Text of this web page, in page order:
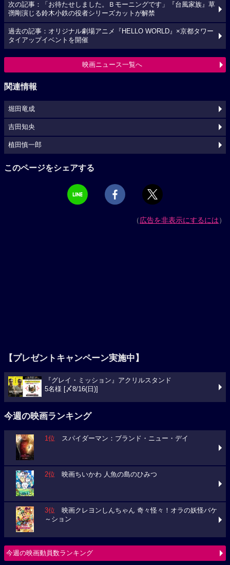
次の記事：「お待たせしました。Ｂモーニングです」『台風家族』草
彅剛演じる鈴木小鉄の役者シリーズカットが解禁
過去の記事：オリジナル劇場アニメ『HELLO WORLD』×京都タワー
タイアップイベントを開催
映画ニュース一覧へ
関連情報
堀田竜成
吉田知央
植田慎一郎
このページをシェアする
（広告を非表示にするには）
【プレゼントキャンペーン実施中】
『グレイ・ミッション』アクリルスタンド
5名様 [〆8/16(日)]
今週の映画ランキング
1位 スパイダーマン：ブランド・ニュー・デイ
2位 映画ちいかわ 人魚の島のひみつ
3位 映画クレヨンしんちゃん 奇々怪々！オラの妖怪バケ
～ション
今週の映画動員数ランキング